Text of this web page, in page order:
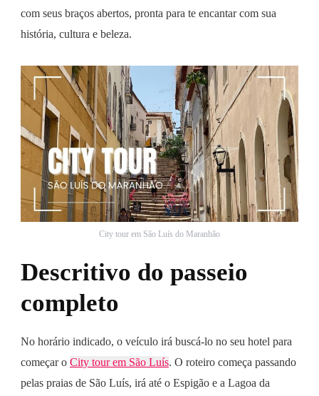
com seus braços abertos, pronta para te encantar com sua
história, cultura e beleza.
City tour em São Luís do Maranhão
Descritivo do passeio
completo
No horário indicado, o veículo irá buscá-lo no seu hotel para
começar o City tour em São Luís. O roteiro começa passando
pelas praias de São Luís, irá até o Espigão e a Lagoa da